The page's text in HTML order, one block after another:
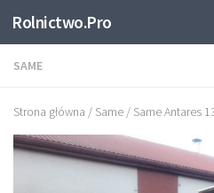
Skip to content
Rolnictwo.Pro
SAME
Strona główna / Same / Same Antares